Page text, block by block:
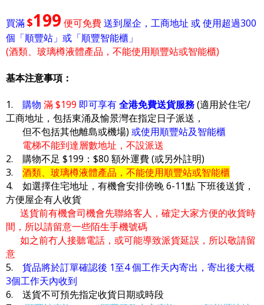
買滿$199 便可免費送到屋企，工商地址 或 使用超過300
個「順豐站」或「順豐智能櫃」
(酒類、玻璃樽液體產品，不能使用順豐站或智能櫃)
基本注意事項：
1. 購物 滿 $199 即可享有全港免費送貨服務(適用於住宅/
工商地址，包括東涌及愉景灣在指定日子派送，
但不包括其他離島或機場) 或使用順豐站及智能櫃
電梯不能到達層數地址，不設派送
2. 購物不足 $199：$80 額外運費 (或另外註明)
3. 酒類、玻璃樽液體產品，不能使用順豐站或智能櫃
4. 如選擇住宅地址，有機會安排傍晚 6-11點 下班後送貨，
方便屋企有人收貨
送貨前有機會司機會先聯絡客人，確定大家方便的收貨時
間，所以請留意一些陌生手機號碼
如之前冇人接聽電話，或可能導致派貨延誤，所以敬請留
意
5. 貨品將於訂單確認後 1至4 個工作天內寄出，寄出後大概
3個工作天內收到
6. 送貨不可預先指定收貨日期或時段